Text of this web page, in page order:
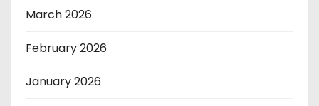
March 2026
February 2026
January 2026